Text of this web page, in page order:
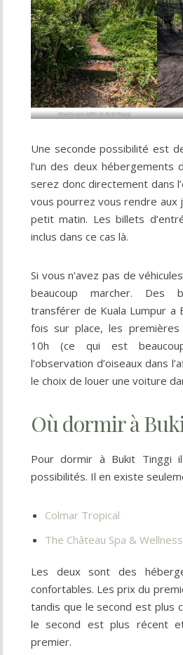
Chemin vers l’affût de Bukit Tinggi
Une seconde possibilité est
l’un des deux hébergements
serez donc directement dans
vous pourrez vous rendre aux
petit matin. Les billets
inclus dans ce cas là.
Si vous n’avez pas de
beaucoup marcher. Des
transférer de Kuala Lumpur a
fois sur place, les
10h (ce qui est
l’observation d’oiseaux dans
le choix de louer une voiture
Où dormir à
Pour dormir à Bukit Tinggi
possibilités. Il en existe
Colmar Tropical
The Château Spa &
Les deux sont des
confortables. Les prix du
tandis que le second est plus
le second est plus récent
premier.